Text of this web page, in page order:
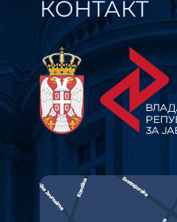
КОНТАКТ